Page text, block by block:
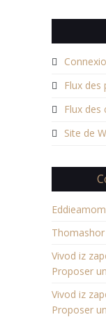
Flux des
Flux des
Site de
Thomashor
Vivod iz
Proposer
Vivod iz
Proposer